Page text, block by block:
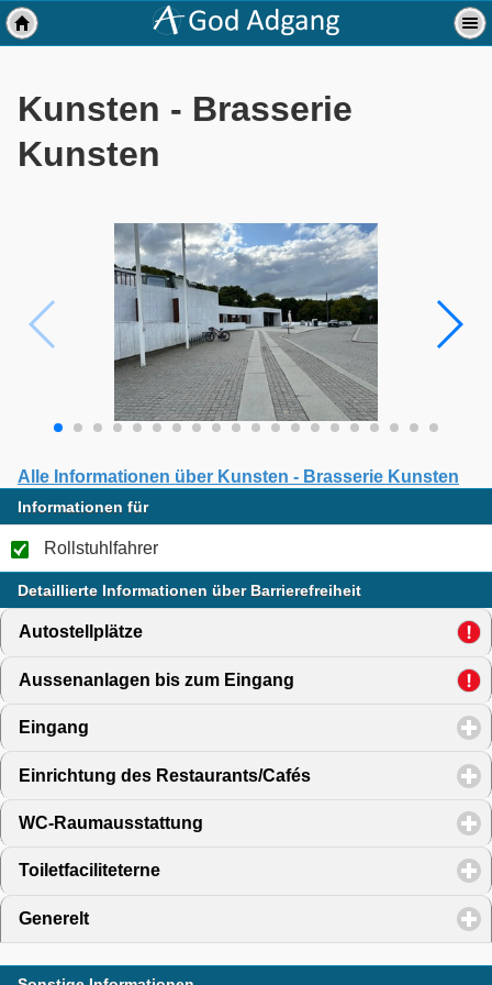
Kunsten - Brasserie
Kunsten
Alle Informationen über Kunsten - Brasserie Kunsten
Informationen für
Rollstuhlfahrer
Detaillierte Informationen über Barrierefreiheit
Autostellplätze
Aussenanlagen bis zum Eingang click to expand
Eingang
Einrichtung des Restaurants/Cafés click to expand
WC-Raumausstattung
Toiletfaciliteterne
Generelt